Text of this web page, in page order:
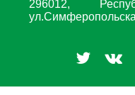
296012,